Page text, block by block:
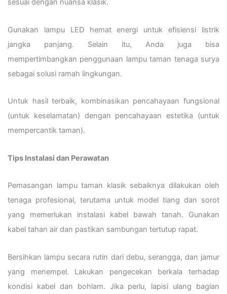
sesuai dengan nuansa klasik.
Gunakan lampu LED hemat energi untuk efisiensi listrik
jangka panjang. Selain itu, Anda juga bisa
mempertimbangkan penggunaan lampu taman tenaga surya
sebagai solusi ramah lingkungan.
Untuk hasil terbaik, kombinasikan pencahayaan fungsional
(untuk keselamatan) dengan pencahayaan estetika (untuk
mempercantik taman).
Tips Instalasi dan Perawatan
Pemasangan lampu taman klasik sebaiknya dilakukan oleh
tenaga profesional, terutama untuk model tiang dan sorot
yang memerlukan instalasi kabel bawah tanah. Gunakan
kabel tahan air dan pastikan sambungan tertutup rapat.
Bersihkan lampu secara rutin dari debu, serangga, dan jamur
yang menempel. Lakukan pengecekan berkala terhadap
kondisi kabel dan bohlam. Jika perlu, lapisi ulang bagian